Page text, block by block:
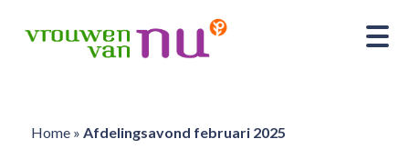
Home» Afdelingsavond februari 2025